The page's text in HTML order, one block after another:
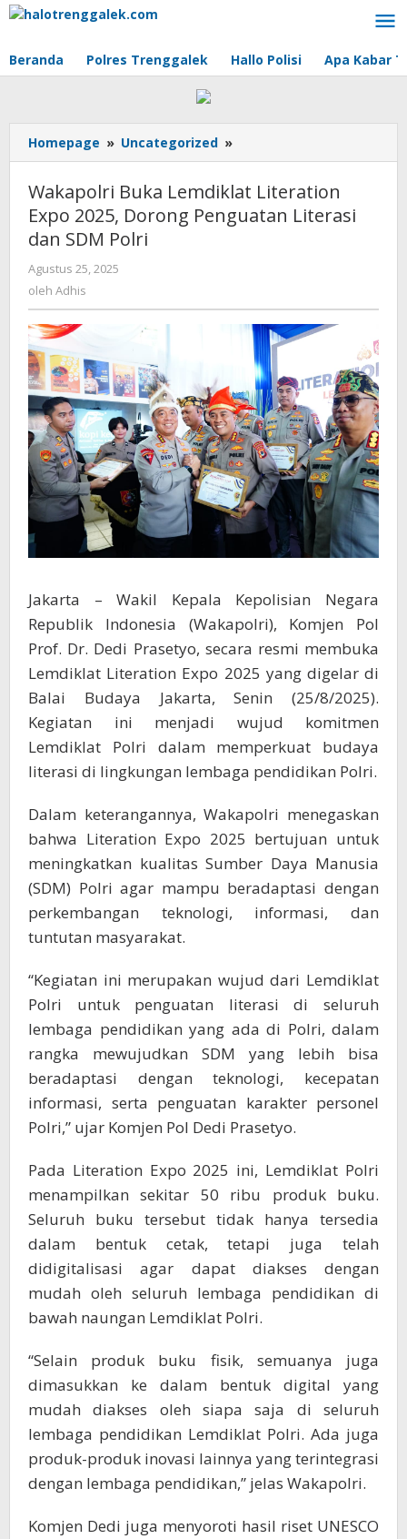
Lewati
Beranda Polres Trenggalek Hallo Polisi Apa Kabar
Homepage » Uncategorized »
Buka
Literation
Expo
dan
SDM
Polri
Wakapolri Buka Lemdiklat Literation
Expo 2025, Dorong Penguatan Literasi
dan SDM Polri
Agustus 25, 2025
oleh Adhis
Jakarta – Wakil Kepala Kepolisian Negara
Republik Indonesia (Wakapolri), Komjen Pol
Prof. Dr. Dedi Prasetyo, secara resmi membuka
Lemdiklat Literation Expo 2025 yang digelar di
Balai Budaya Jakarta, Senin (25/8/2025).
Kegiatan ini menjadi wujud komitmen
Lemdiklat Polri dalam memperkuat budaya
literasi di lingkungan lembaga pendidikan Polri.
Dalam keterangannya, Wakapolri menegaskan
bahwa Literation Expo 2025 bertujuan untuk
meningkatkan kualitas Sumber Daya Manusia
(SDM) Polri agar mampu beradaptasi dengan
perkembangan teknologi, informasi, dan
tuntutan masyarakat.
“Kegiatan ini merupakan wujud dari Lemdiklat
Polri untuk penguatan literasi di seluruh
lembaga pendidikan yang ada di Polri, dalam
rangka mewujudkan SDM yang lebih bisa
beradaptasi dengan teknologi, kecepatan
informasi, serta penguatan karakter personel
Polri,” ujar Komjen Pol Dedi Prasetyo.
Pada Literation Expo 2025 ini, Lemdiklat Polri
menampilkan sekitar 50 ribu produk buku.
Seluruh buku tersebut tidak hanya tersedia
dalam bentuk cetak, tetapi juga telah
didigitalisasi agar dapat diakses dengan
mudah oleh seluruh lembaga pendidikan di
bawah naungan Lemdiklat Polri.
“Selain produk buku fisik, semuanya juga
dimasukkan ke dalam bentuk digital yang
mudah diakses oleh siapa saja di seluruh
lembaga pendidikan Lemdiklat Polri. Ada juga
produk-produk inovasi lainnya yang terintegrasi
dengan lembaga pendidikan,” jelas Wakapolri.
Komjen Dedi juga menyoroti hasil riset UNESCO